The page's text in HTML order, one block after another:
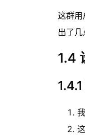
这群用
出了几
1.4